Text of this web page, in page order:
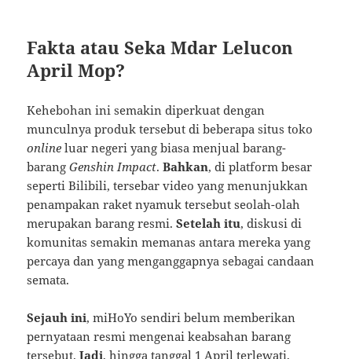
Fakta atau Seka Mdar Lelucon
April Mop?
Kehebohan ini semakin diperkuat dengan
munculnya produk tersebut di beberapa situs toko
online luar negeri yang biasa menjual barang-
barangGenshin Impact.Bahkan, di platform besar
seperti Bilibili, tersebar video yang menunjukkan
penampakan raket nyamuk tersebut seolah-olah
merupakan barang resmi.Setelah itu, diskusi di
komunitas semakin memanas antara mereka yang
percaya dan yang menganggapnya sebagai candaan
semata.
Sejauh ini, miHoYo sendiri belum memberikan
pernyataan resmi mengenai keabsahan barang
tersebut.Jadi, hingga tanggal 1 April terlewati,